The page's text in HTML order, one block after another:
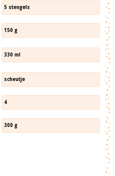
5 stengels
150 g
330 ml
scheutje
4
300 g